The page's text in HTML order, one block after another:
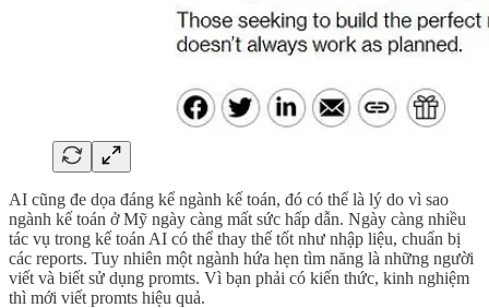
AI cũng đe dọa đáng kể ngành kế toán, đó có thể là lý do vì sao
ngành kế toán ở Mỹ ngày càng mất sức hấp dẫn. Ngày càng nhiều
tác vụ trong kế toán AI có thể thay thế tốt như nhập liệu, chuẩn bị
các reports. Tuy nhiên một ngành hứa hẹn tìm năng là những người
viết và biết sử dụng promts. Vì bạn phải có kiến thức, kinh nghiệm
thì mới viết promts hiệu quả.